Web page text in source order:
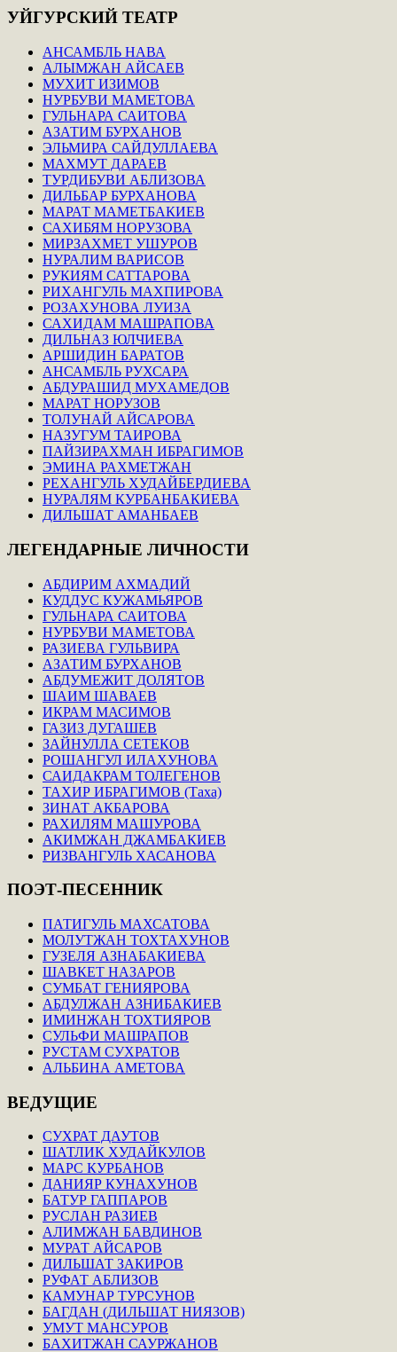
УЙГУРСКИЙ ТЕАТР
АНСАМБЛЬ НАВА
АЛЫМЖАН АЙСАЕВ
МУХИТ ИЗИМОВ
НУРБУВИ МАМЕТОВА
ГУЛЬНАРА САИТОВА
АЗАТИМ БУРХАНОВ
ЭЛЬМИРА САЙДУЛЛАЕВА
МАХМУТ ДАРАЕВ
ТУРДИБУВИ АБЛИЗОВА
ДИЛЬБАР БУРХАНОВА
МАРАТ МАМЕТБАКИЕВ
САХИБЯМ НОРУЗОВА
МИРЗАХМЕТ УШУРОВ
НУРАЛИМ ВАРИСОВ
РУКИЯМ САТТАРОВА
РИХАНГУЛЬ МАХПИРОВА
РОЗАХУНОВА ЛУИЗА
САХИДАМ МАШРАПОВА
ДИЛЬНАЗ ЮЛЧИЕВА
АРШИДИН БАРАТОВ
АНСАМБЛЬ РУХСАРА
АБДУРАШИД МУХАМЕДОВ
МАРАТ НОРУЗОВ
ТОЛУНАЙ АЙСАРОВА
НАЗУГУМ ТАИРОВА
ПАЙЗИРАХМАН ИБРАГИМОВ
ЭМИНА РАХМЕТЖАН
РЕХАНГУЛЬ ХУДАЙБЕРДИЕВА
НУРАЛЯМ КУРБАНБАКИЕВА
ДИЛЬШАТ АМАНБАЕВ
ЛЕГЕНДАРНЫЕ ЛИЧНОСТИ
АБДИРИМ АХМАДИЙ
КУДДУС КУЖАМЬЯРОВ
ГУЛЬНАРА САИТОВА
НУРБУВИ МАМЕТОВА
РАЗИЕВА ГУЛЬВИРА
АЗАТИМ БУРХАНОВ
АБДУМЕЖИТ ДОЛЯТОВ
ШАИМ ШАВАЕВ
ИКРАМ МАСИМОВ
ГАЗИЗ ДУГАШЕВ
ЗАЙНУЛЛА СЕТЕКОВ
РОШАНГУЛ ИЛАХУНОВА
САИДАКРАМ ТОЛЕГЕНОВ
ТАХИР ИБРАГИМОВ (Таха)
ЗИНАТ АКБАРОВА
РАХИЛЯМ МАШУРОВА
АКИМЖАН ДЖАМБАКИЕВ
РИЗВАНГУЛЬ ХАСАНОВА
ПОЭТ-ПЕСЕННИК
ПАТИГУЛЬ МАХСАТОВА
МОЛУТЖАН ТОХТАХУНОВ
ГУЗЕЛЯ АЗНАБАКИЕВА
ШАВКЕТ НАЗАРОВ
СУМБАТ ГЕНИЯРОВА
АБДУЛЖАН АЗНИБАКИЕВ
ИМИНЖАН ТОХТИЯРОВ
СУЛЬФИ МАШРАПОВ
РУСТАМ СУХРАТОВ
АЛЬБИНА АМЕТОВА
ВЕДУЩИЕ
СУХРАТ ДАУТОВ
ШАТЛИК ХУДАЙКУЛОВ
МАРС КУРБАНОВ
ДАНИЯР КУНАХУНОВ
БАТУР ГАППАРОВ
РУСЛАН РАЗИЕВ
АЛИМЖАН БАВДИНОВ
МУРАТ АЙСАРОВ
ДИЛЬШАТ ЗАКИРОВ
РУФАТ АБЛИЗОВ
КАМУНАР ТУРСУНОВ
БАГДАН (ДИЛЬШАТ НИЯЗОВ)
УМУТ МАНСУРОВ
БАХИТЖАН САУРЖАНОВ